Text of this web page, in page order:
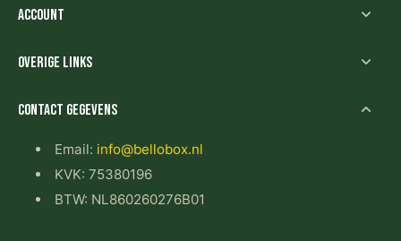
Account
Overige links
Contact gegevens
Email: info@bellobox.nl
KVK: 75380196
BTW: NL860260276B01